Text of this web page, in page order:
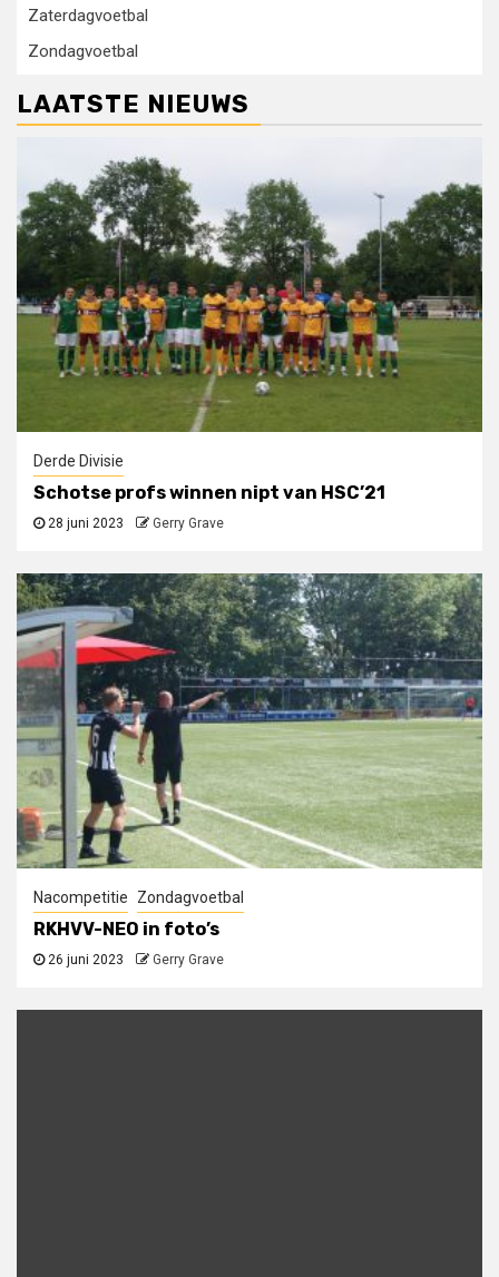
Zaterdagvoetbal
Zondagvoetbal
LAATSTE NIEUWS
Derde Divisie
Schotse profs winnen nipt van HSC’21
28 juni 2023 Gerry Grave
Nacompetitie Zondagvoetbal
RKHVV-NEO in foto’s
26 juni 2023 Gerry Grave